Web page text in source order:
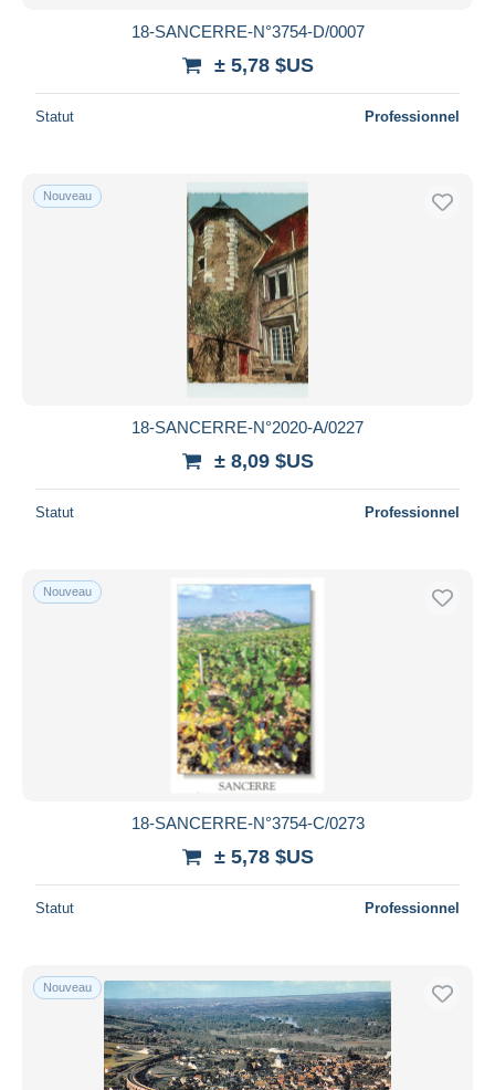
18-SANCERRE-N°3754-D/0007
± 5,78 $US
Statut Professionnel
Nouveau
18-SANCERRE-N°2020-A/0227
± 8,09 $US
Statut Professionnel
Nouveau
18-SANCERRE-N°3754-C/0273
± 5,78 $US
Statut Professionnel
Nouveau